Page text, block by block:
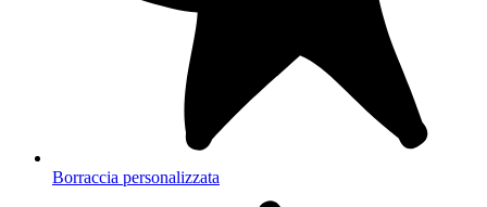
Borraccia personalizzata